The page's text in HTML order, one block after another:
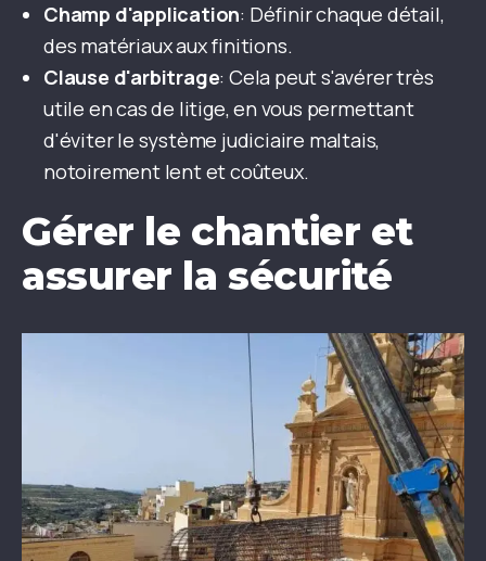
Champ d'application: Définir chaque détail,
des matériaux aux finitions.
Clause d'arbitrage: Cela peut s'avérer très
utile en cas de litige, en vous permettant
d'éviter le système judiciaire maltais,
notoirement lent et coûteux.
Gérer le chantier et
assurer la sécurité